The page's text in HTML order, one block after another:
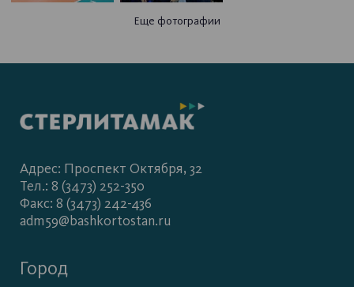
Еще фотографии
Адрес: Проспект Октября, 32
Тел.: 8 (3473) 252-350
Факс: 8 (3473) 242-436
adm59@bashkortostan.ru
Город